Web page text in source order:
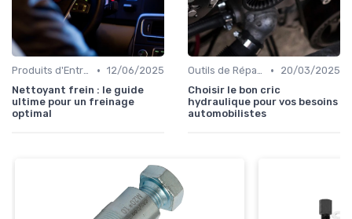
Produits d'Entretien et de Nettoyage • 12/06/2025
Nettoyant frein : le guide
ultime pour un freinage
optimal
Outils de Réparation Auto •
20/03/2025
Choisir le bon cric
hydraulique pour vos besoins
automobilistes